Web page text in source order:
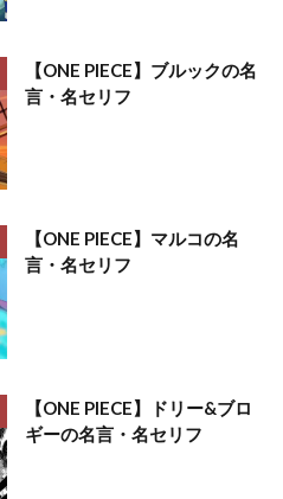
【ONE PIECE】ブルックの名
言・名セリフ
【ONE PIECE】マルコの名
言・名セリフ
【ONE PIECE】ドリー&ブロ
ギーの名言・名セリフ